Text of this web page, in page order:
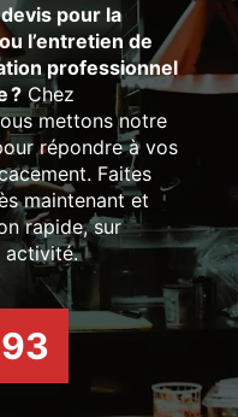
devis pour la
l’entretien de
professionnel
?Chez
mettons notre
répondre à vos
Faites
maintenant et
rapide, sur
activité.